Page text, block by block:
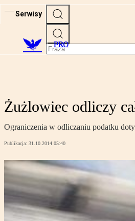
Serwisy
PRO
Żużlowiec odliczy
Ograniczenia w odliczaniu podatku
Publikacja: 31.10.2014 05:40